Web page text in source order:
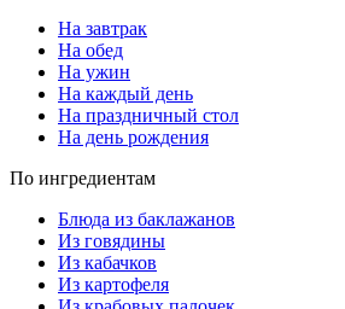
На завтрак
На обед
На ужин
На каждый день
На праздничный стол
На день рождения
По ингредиентам
Блюда из баклажанов
Из говядины
Из кабачков
Из картофеля